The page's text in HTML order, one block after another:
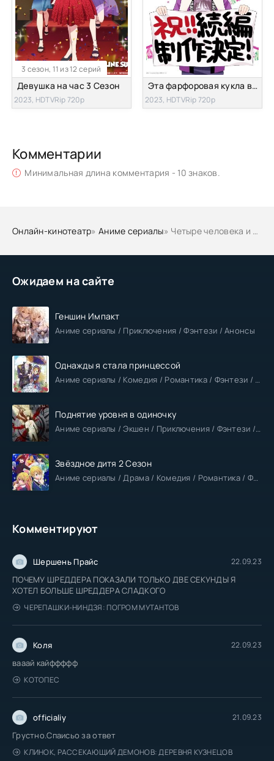
Ожидаем на сайте
Геншин Импакт
Аниме сериалы / Приключения / Фэнтези / Анонсы
Однажды я стала принцессой
Аниме сериалы / Комедия / Романтика / Фэнтези / Анонсы
Поднятие уровня в одиночку
Аниме сериалы / Экшен / Приключения / Фэнтези / Анонсы
Звёздное дитя 2 Сезон
Аниме сериалы / Драма / Комедия / Романтика / Фантастика / Анонсы
Комментируют
Шершень Прайс 22.09.23
ПОЧЕМУ ШРЕДДЕРА ПОКАЗАЛИ ТОЛЬКО ДВЕ СЕКУНДЫ Я
ХОТЕЛ БОЛЬШЕ ШРЕДДЕРА СЛАДКОГО
ЧЕРЕПАШКИ-НИНДЗЯ: ПОГРОМ МУТАНТОВ
Коля 22.09.23
вааай кайффффф
КОТОПЕС
officialiy 21.09.23
Грустно.Спаисьо за ответ
КЛИНОК, РАССЕКАЮЩИЙ ДЕМОНОВ: ДЕРЕВНЯ КУЗНЕЦОВ
3 сезон, 11 из 12 серий
Девушка на час 3 Сезон
2023, HDTVRip 720p
Эта фарфоровая кукла влюбилась 2 Сезон
2023, HDTVRip 720p
Комментарии
Минимальная длина комментария - 10 знаков.
Онлайн-кинотеатр»Аниме сериалы» Четыре человека и ложь каждого